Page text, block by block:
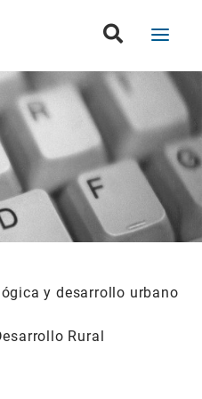
y desarrollo urbano
Rural